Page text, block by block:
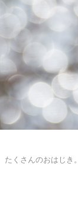
くさんのおはじき。